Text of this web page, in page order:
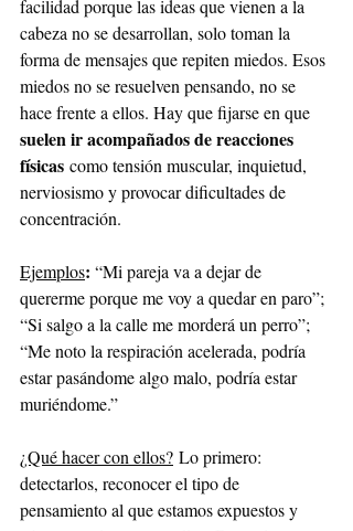
facilidad porque las ideas que vienen a la
cabeza no se desarrollan, solo toman la
forma de mensajes que repiten miedos. Esos
miedos no se resuelven pensando, no se
hace frente a ellos. Hay que fijarse en que
suelen ir acompañados de reacciones
físicas como tensión muscular, inquietud,
nerviosismo y provocar dificultades de
concentración.
Ejemplos: “Mi pareja va a dejar de
quererme porque me voy a quedar en paro”;
“Si salgo a la calle me morderá un perro”;
“Me noto la respiración acelerada, podría
estar pasándome algo malo, podría estar
muriéndome.”
¿Qué hacer con ellos? Lo primero:
detectarlos, reconocer el tipo de
pensamiento al que estamos expuestos y